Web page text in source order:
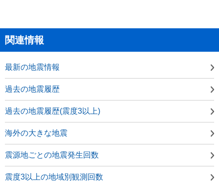
関連情報
最新の地震情報
過去の地震履歴
過去の地震履歴(震度3以上)
海外の大きな地震
震源地ごとの地震発生回数
震度3以上の地域別観測回数